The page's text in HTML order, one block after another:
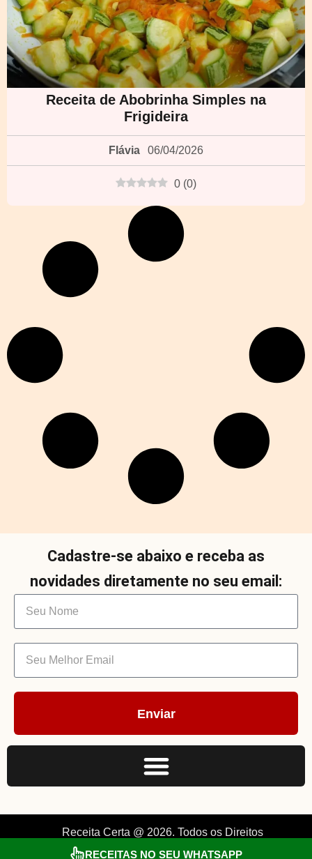
Receita de Abobrinha Simples na
Frigideira
Flávia 06/04/2026
0 (0)
Cadastre-se abaixo e receba as
novidades diretamente no seu email:
Enviar
Receita Certa @ 2026. Todos os Direitos
Reservados. By Müller.
RECEITAS NO SEU WHATSAPP